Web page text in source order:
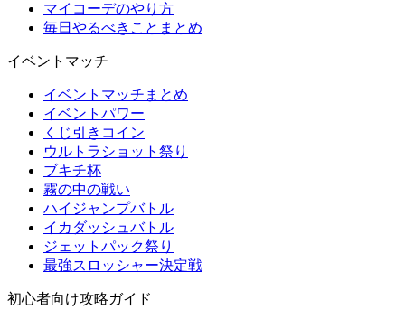
マイコーデのやり方
毎日やるべきことまとめ
イベントマッチ
イベントマッチまとめ
イベントパワー
くじ引きコイン
ウルトラショット祭り
ブキチ杯
霧の中の戦い
ハイジャンプバトル
イカダッシュバトル
ジェットパック祭り
最強スロッシャー決定戦
初心者向け攻略ガイド